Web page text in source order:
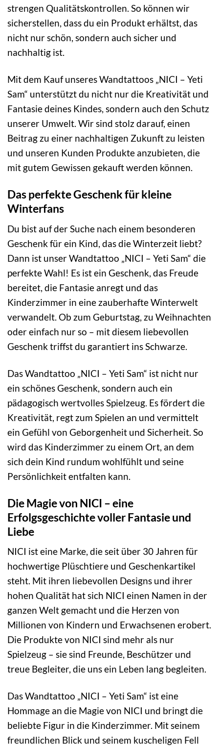
strengen Qualitätskontrollen. So können wir
sicherstellen, dass du ein Produkt erhältst, das
nicht nur schön, sondern auch sicher und
nachhaltig ist.
Mit dem Kauf unseres Wandtattoos „NICI – Yeti
Sam“ unterstützt du nicht nur die Kreativität und
Fantasie deines Kindes, sondern auch den Schutz
unserer Umwelt. Wir sind stolz darauf, einen
Beitrag zu einer nachhaltigen Zukunft zu leisten
und unseren Kunden Produkte anzubieten, die
mit gutem Gewissen gekauft werden können.
Das perfekte Geschenk für kleine
Winterfans
Du bist auf der Suche nach einem besonderen
Geschenk für ein Kind, das die Winterzeit liebt?
Dann ist unser Wandtattoo „NICI – Yeti Sam“ die
perfekte Wahl! Es ist ein Geschenk, das Freude
bereitet, die Fantasie anregt und das
Kinderzimmer in eine zauberhafte Winterwelt
verwandelt. Ob zum Geburtstag, zu Weihnachten
oder einfach nur so – mit diesem liebevollen
Geschenk triffst du garantiert ins Schwarze.
Das Wandtattoo „NICI – Yeti Sam“ ist nicht nur
ein schönes Geschenk, sondern auch ein
pädagogisch wertvolles Spielzeug. Es fördert die
Kreativität, regt zum Spielen an und vermittelt
ein Gefühl von Geborgenheit und Sicherheit. So
wird das Kinderzimmer zu einem Ort, an dem
sich dein Kind rundum wohlfühlt und seine
Persönlichkeit entfalten kann.
Die Magie von NICI – eine
Erfolgsgeschichte voller Fantasie und
Liebe
NICI ist eine Marke, die seit über 30 Jahren für
hochwertige Plüschtiere und Geschenkartikel
steht. Mit ihren liebevollen Designs und ihrer
hohen Qualität hat sich NICI einen Namen in der
ganzen Welt gemacht und die Herzen von
Millionen von Kindern und Erwachsenen erobert.
Die Produkte von NICI sind mehr als nur
Spielzeug – sie sind Freunde, Beschützer und
treue Begleiter, die uns ein Leben lang begleiten.
Das Wandtattoo „NICI – Yeti Sam“ ist eine
Hommage an die Magie von NICI und bringt die
beliebte Figur in die Kinderzimmer. Mit seinem
freundlichen Blick und seinem kuscheligen Fell